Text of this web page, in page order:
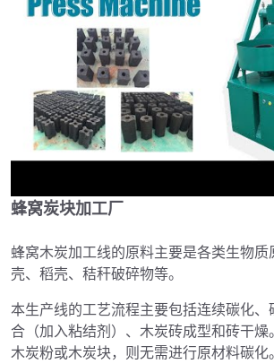
►
蜂窝炭块加工厂
蜂窝木炭加工线的原料主要是各类生物
壳、稻壳、秸秆破碎物等。
本生产线的工艺流程主要包括连续碳化
合（加入粘结剂）、木炭砖成型和砖干
木炭粉或木炭块，则无需进行原材料碳化。